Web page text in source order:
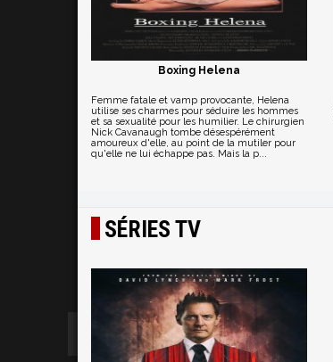
Boxing Helena
Femme fatale et vamp provocante, Helena
utilise ses charmes pour séduire les hommes
et sa sexualité pour les humilier. Le chirurgien
Nick Cavanaugh tombe désespérément
amoureux d'elle, au point de la mutiler pour
qu'elle ne lui échappe pas. Mais la p...
SÉRIES TV